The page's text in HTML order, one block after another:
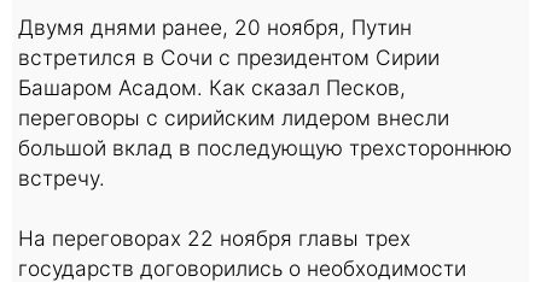
Двумя днями ранее, 20 ноября, Путин
встретился в Сочи с президентом Сирии
Башаром Асадом. Как сказал Песков,
переговоры с сирийским лидером внесли
большой вклад в последующую трехстороннюю
встречу.
На переговорах 22 ноября главы трех
государств договорились о необходимости